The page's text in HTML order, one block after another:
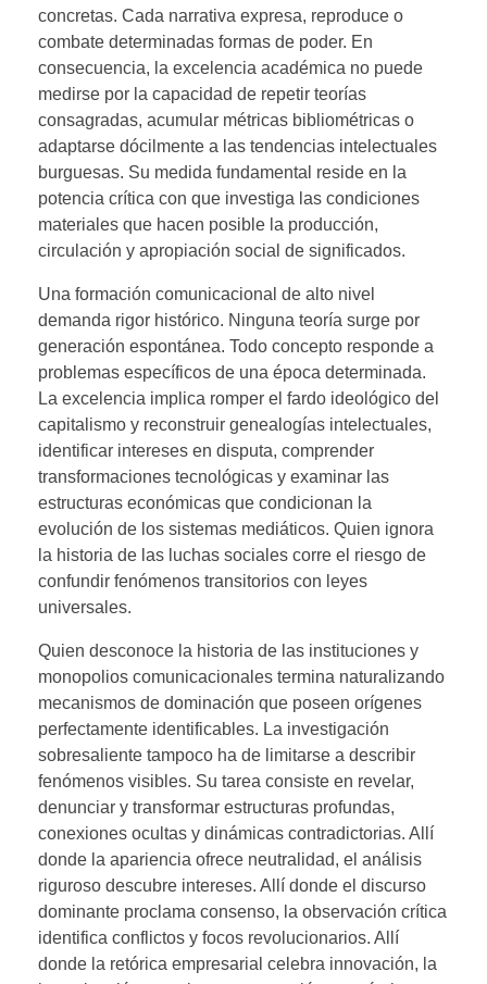
concretas. Cada narrativa expresa, reproduce o
combate determinadas formas de poder. En
consecuencia, la excelencia académica no puede
medirse por la capacidad de repetir teorías
consagradas, acumular métricas bibliométricas o
adaptarse dócilmente a las tendencias intelectuales
burguesas. Su medida fundamental reside en la
potencia crítica con que investiga las condiciones
materiales que hacen posible la producción,
circulación y apropiación social de significados.
Una formación comunicacional de alto nivel
demanda rigor histórico. Ninguna teoría surge por
generación espontánea. Todo concepto responde a
problemas específicos de una época determinada.
La excelencia implica romper el fardo ideológico del
capitalismo y reconstruir genealogías intelectuales,
identificar intereses en disputa, comprender
transformaciones tecnológicas y examinar las
estructuras económicas que condicionan la
evolución de los sistemas mediáticos. Quien ignora
la historia de las luchas sociales corre el riesgo de
confundir fenómenos transitorios con leyes
universales.
Quien desconoce la historia de las instituciones y
monopolios comunicacionales termina naturalizando
mecanismos de dominación que poseen orígenes
perfectamente identificables. La investigación
sobresaliente tampoco ha de limitarse a describir
fenómenos visibles. Su tarea consiste en revelar,
denunciar y transformar estructuras profundas,
conexiones ocultas y dinámicas contradictorias. Allí
donde la apariencia ofrece neutralidad, el análisis
riguroso descubre intereses. Allí donde el discurso
dominante proclama consenso, la observación crítica
identifica conflictos y focos revolucionarios. Allí
donde la retórica empresarial celebra innovación, la